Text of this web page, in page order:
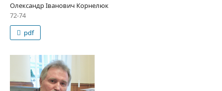
Олександр Іванович Корнелюк
72-74
pdf